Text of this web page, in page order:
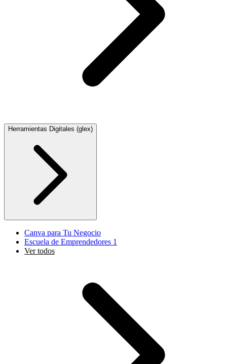
Herramientas Digitales (glex)
Canva para Tu Negocio
Escuela de Emprendedores 1
Ver todos